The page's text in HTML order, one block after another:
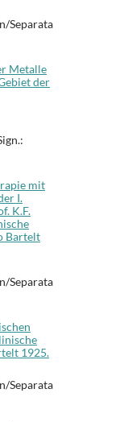
Separata
Metalle
der
mit
I.
K.F.
Bartelt
Separata
1925.
Separata